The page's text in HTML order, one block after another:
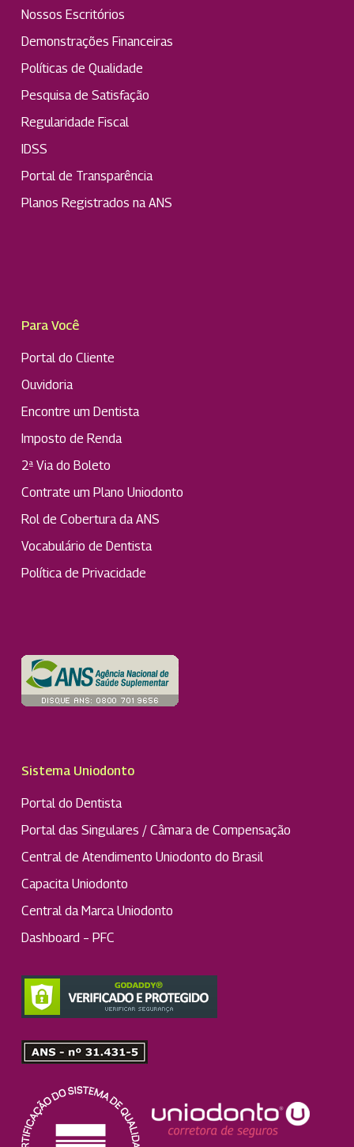
Nossos Escritórios
Demonstrações Financeiras
Políticas de Qualidade
Pesquisa de Satisfação
Regularidade Fiscal
IDSS
Portal de Transparência
Planos Registrados na ANS
Para Você
Portal do Cliente
Ouvidoria
Encontre um Dentista
Imposto de Renda
2ª Via do Boleto
Contrate um Plano Uniodonto
Rol de Cobertura da ANS
Vocabulário de Dentista
Política de Privacidade
Sistema Uniodonto
Portal do Dentista
Portal das Singulares / Câmara de Compensação
Central de Atendimento Uniodonto do Brasil
Capacita Uniodonto
Central da Marca Uniodonto
Dashboard – PFC